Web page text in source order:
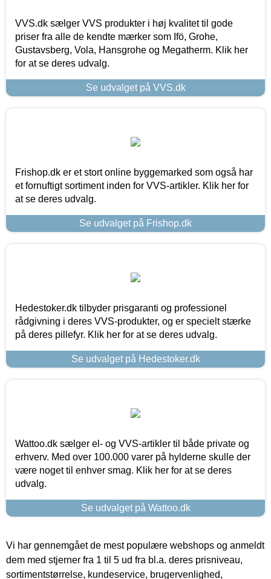
VVS.dk sælger VVS produkter i høj kvalitet til gode
priser fra alle de kendte mærker som Ifö, Grohe,
Gustavsberg, Vola, Hansgrohe og Megatherm. Klik her
for at se deres udvalg.
Se udvalget på VVS.dk
Frishop.dk er et stort online byggemarked som også har
et fornuftigt sortiment inden for VVS-artikler. Klik her for
at se deres udvalg.
Se udvalget på Frishop.dk
Hedestoker.dk tilbyder prisgaranti og professionel
rådgivning i deres VVS-produkter, og er specielt stærke
på deres pillefyr. Klik her for at se deres udvalg.
Se udvalget på Hedestoker.dk
Wattoo.dk sælger el- og VVS-artikler til både private og
erhverv. Med over 100.000 varer på hylderne skulle der
være noget til enhver smag. Klik her for at se deres
udvalg.
Se udvalget på Wattoo.dk
Vi har gennemgået de mest populære webshops og anmeldt
dem med stjerner fra 1 til 5 ud fra bl.a. deres prisniveau,
sortimentstørrelse, kundeservice, brugervenlighed,